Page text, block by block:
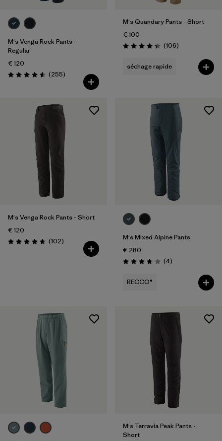
M's Venga Rock Pants -
Regular
€ 120
Évaluation: 4.6 / 5
(255Avis
)
M's Quandary Pants - Short
€ 100
Évaluation: 4.4 / 5
(106Avis
)
séchage rapide
M's Venga Rock Pants - Short
€ 120
Évaluation: 4.7 / 5
(102Avis
)
M's Mixed Alpine Pants
€ 280
Évaluation: 3.8 / 5
(4Avis
)
RECCO®
M's Terravia Peak Pants -
Short